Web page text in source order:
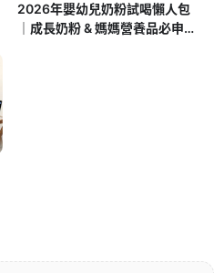
2026年嬰幼兒奶粉試喝懶人包
｜成長奶粉 & 媽媽營養品必申請